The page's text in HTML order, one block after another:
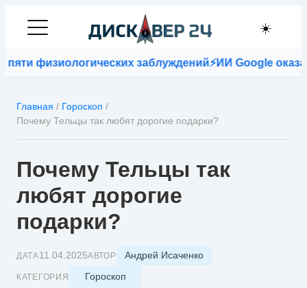
☀️
заблуждений⚡ИИ Google оказался
Главная / Гороскоп /
Почему Тельцы так любят дорогие подарки?
Почему Тельцы так
любят дорогие
подарки?
ДАТА11.04.2025АВТОР Андрей Исаченко
КАТЕГОРИЯ Гороскоп